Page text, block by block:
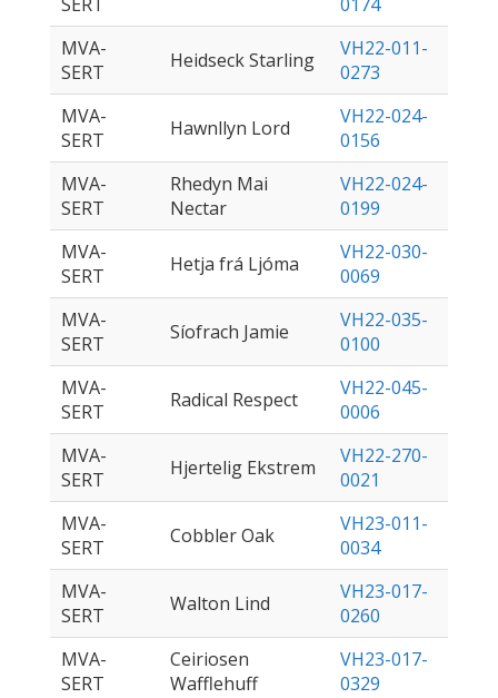
MVA-
SERT
Heidseck Starling
VH22-011-
0273
MVA-
SERT
Hawnllyn Lord
VH22-024-
0156
MVA-
SERT
Rhedyn Mai
Nectar
VH22-024-
0199
MVA-
SERT
Hetja frá Ljóma
VH22-030-
0069
MVA-
SERT
Síofrach Jamie
VH22-035-
0100
MVA-
SERT
Radical Respect
VH22-045-
0006
MVA-
SERT
Hjertelig Ekstrem
VH22-270-
0021
MVA-
SERT
Cobbler Oak
VH23-011-
0034
MVA-
SERT
Walton Lind
VH23-017-
0260
MVA-
SERT
Ceiriosen
Wafflehuff
VH23-017-
0329